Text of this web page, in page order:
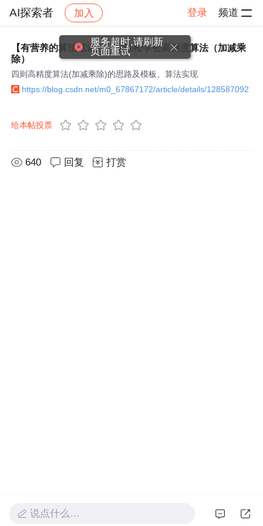
AI探索者 加入 登录 频道
社区 AI探索者 帖子详情
【有营养的算法笔记】一文轻松学会高精度算法（加减乘
除）
四则高精度算法(加减乘除)的思路及模板、算法实现
https://blog.csdn.net/m0_67867172/article/details/128587092
给本帖投票
640 回复 打赏
说点什么…
服务超时,请刷新
页面重试